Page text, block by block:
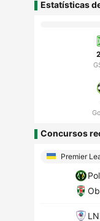
Estatísticas
2
Concursos
Premier